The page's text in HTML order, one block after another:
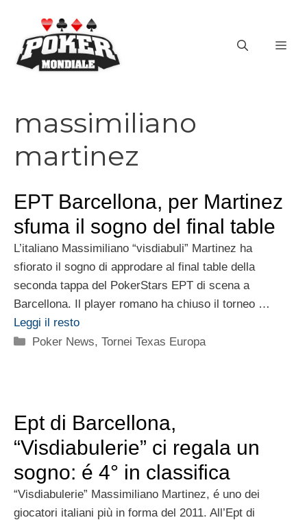
contenuto
massimiliano
martinez
EPT Barcellona, per Martinez
sfuma il sogno del final table
L’italiano Massimiliano “visdiabuli” Martinez ha
sfiorato il sogno di approdare al final table della
seconda tappa del PokerStars EPT di scena a
Barcellona. Il player romano ha chiuso il torneo …
Leggi il resto
Categorie
Poker News,Tornei Texas Europa
Ept di Barcellona,
“Visdiabulerie” ci regala un
sogno: é 4° in classifica
“Visdiabulerie” Massimiliano Martinez, é uno dei
giocatori italiani più in forma del 2011. All’Ept di